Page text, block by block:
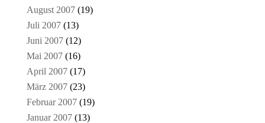
August 2007(19)
Juli 2007(13)
Juni 2007(12)
Mai 2007(16)
April 2007(17)
März 2007(23)
Februar 2007(19)
Januar 2007(13)